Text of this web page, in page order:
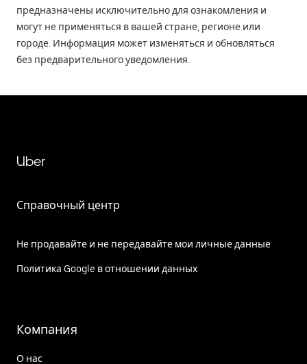
предназначены исключительно для ознакомления и
могут не применяться в вашей стране, регионе или
городе. Информация может изменяться и обновляться
без предварительного уведомления.
Uber
Справочный центр
Не продавайте и не передавайте мои личные данные
Политика Google в отношении данных
Компания
О нас